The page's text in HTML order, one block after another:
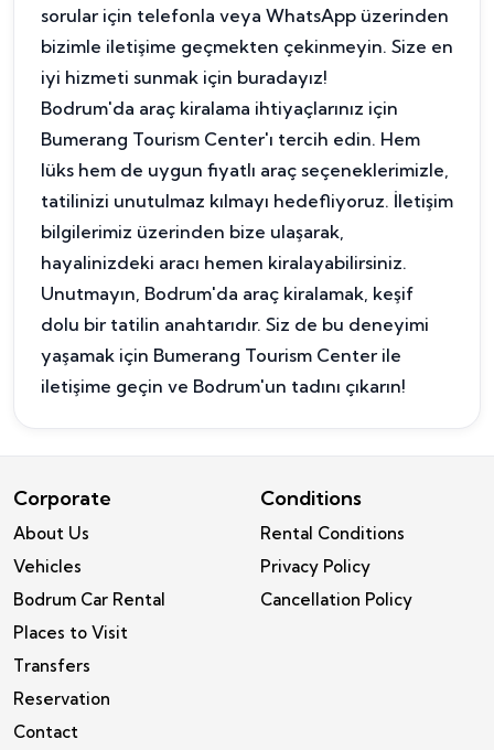
sorular için telefonla veya WhatsApp üzerinden
bizimle iletişime geçmekten çekinmeyin. Size en
iyi hizmeti sunmak için buradayız!
Bodrum'da araç kiralama ihtiyaçlarınız için
Bumerang Tourism Center'ı tercih edin. Hem
lüks hem de uygun fiyatlı araç seçeneklerimizle,
tatilinizi unutulmaz kılmayı hedefliyoruz. İletişim
bilgilerimiz üzerinden bize ulaşarak,
hayalinizdeki aracı hemen kiralayabilirsiniz.
Unutmayın, Bodrum'da araç kiralamak, keşif
dolu bir tatilin anahtarıdır. Siz de bu deneyimi
yaşamak için Bumerang Tourism Center ile
iletişime geçin ve Bodrum'un tadını çıkarın!
Corporate
About Us
Vehicles
Bodrum Car Rental
Places to Visit
Transfers
Reservation
Contact
Conditions
Rental Conditions
Privacy Policy
Cancellation Policy